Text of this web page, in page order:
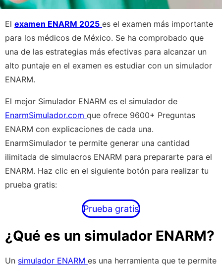
El examen ENARM 2025 es el examen más importante
para los médicos de México. Se ha comprobado que
una de las estrategias más efectivas para alcanzar un
alto puntaje en el examen es estudiar con un simulador
ENARM.
El mejor Simulador ENARM es el simulador de
EnarmSimulador.com que ofrece 9600+ Preguntas
ENARM con explicaciones de cada una.
EnarmSimulador te permite generar una cantidad
ilimitada de simulacros ENARM para prepararte para el
ENARM. Haz clic en el siguiente botón para realizar tu
prueba gratis:
Prueba gratis
¿Qué es un simulador ENARM?
Un simulador ENARM es una herramienta que te permite